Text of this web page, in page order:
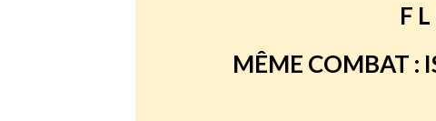
F
MÊME COMBAT :